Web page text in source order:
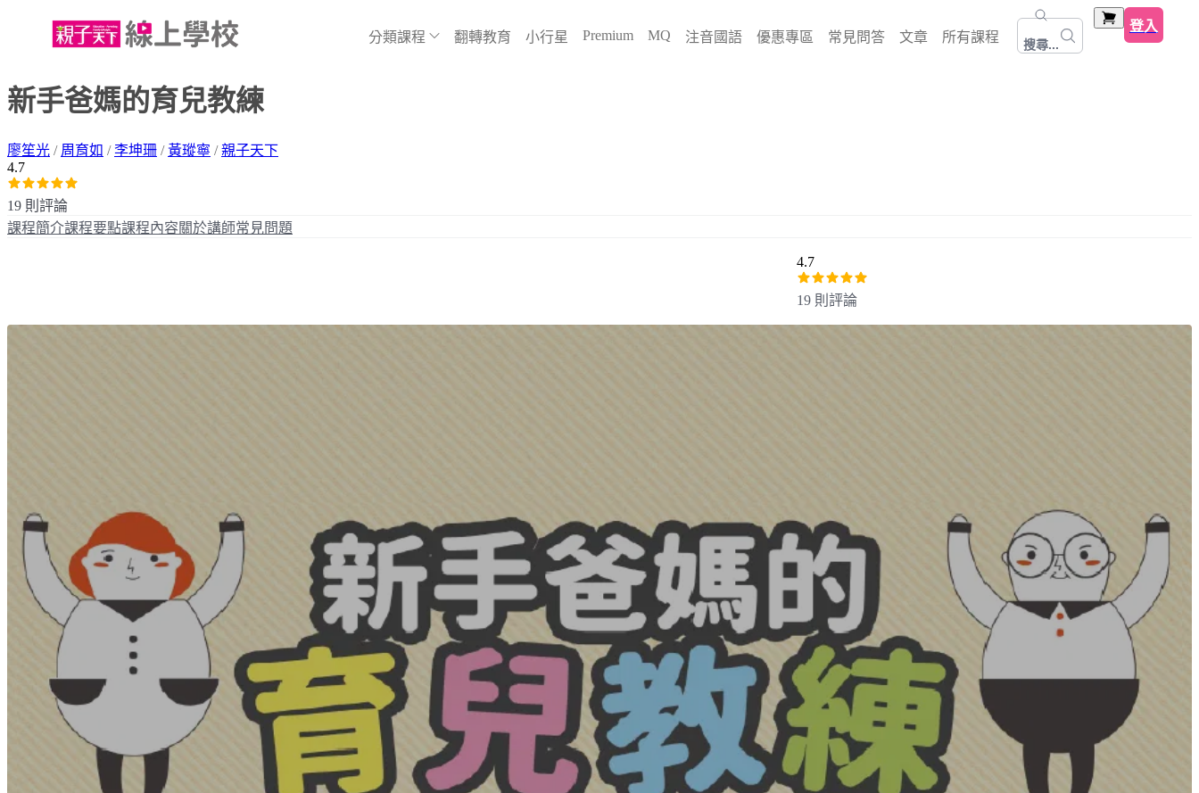
分類課程 翻轉教育 小行星 Premium MQ 注音國語 優惠專區 常見問答 文章 所有課程 搜尋...
登入
新手爸媽的育兒教練
廖笙光 / 周育如 /李坤珊 /黃瑽寧 /親子天下
4.7
19 則評論
課程簡介課程要點課程內容關於講師常見問題
4.7
19 則評論